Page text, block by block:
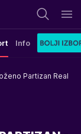
Info
Partizan Real